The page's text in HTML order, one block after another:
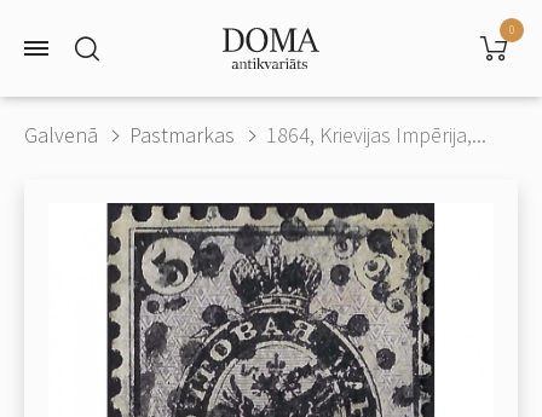
0
Galvenā Pastmarkas 1864, Krievijas Impērija,...